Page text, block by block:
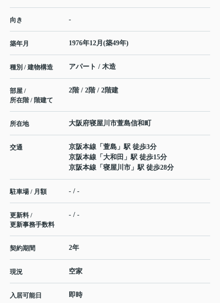
向き -
築年月 1976年12月(築49年)
種別 / 建物構造 アパート / 木造
部屋 /
所在階 / 階建て
2階 / 2階 / 2階建
所在地 大阪府寝屋川市萱島信和町
交通 京阪本線 「 萱島 」駅 徒歩3分
京阪本線 「 大和田 」駅 徒歩15分
京阪本線 「 寝屋川市 」駅 徒歩28分
駐車場 / 月額 - / -
更新料 /
更新事務手数料
- / -
契約期間 2年
現況 空家
入居可能日 即時